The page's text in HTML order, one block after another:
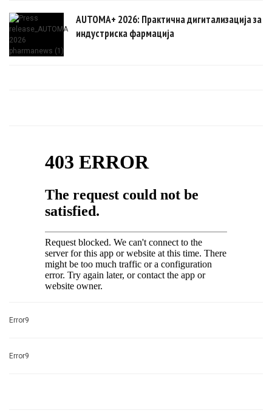
AUTOMA+ 2026: Практична дигитализација за
индустриска фармација
Error9
Error9